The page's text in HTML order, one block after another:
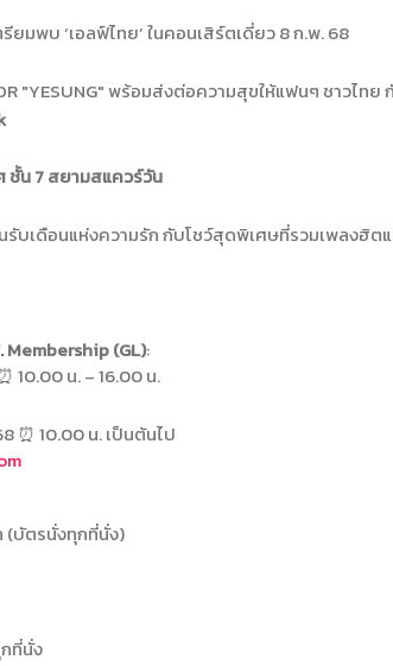
ยมพบ ‘เอลฟ์ไทย’ ในคอนเสิร์ตเดี่ยว 8 ก.พ. 68
"YESUNG" พร้อมส่งต่อความสุขให้แฟนๆ ชาวไทย
ชั้น 7 สยามสแควร์วัน
รับเดือนแห่งความรัก กับโชว์สุดพิเศษที่รวมเพลงฮิต
Membership (GL):
10.00 น. – 16.00 น.
⏰ 10.00 น. เป็นต้นไป
(บัตรนั่งทุกที่นั่ง)
ที่นั่ง